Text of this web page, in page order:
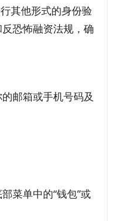
其他形式的身份验
恐怖融资法规，确
邮箱或手机号码及
菜单中的“钱包”或